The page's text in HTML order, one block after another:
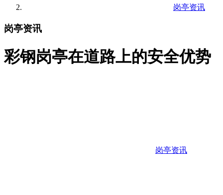
岗亭资讯
岗亭资讯
彩钢岗亭在道路上的安全优势
岗亭资讯